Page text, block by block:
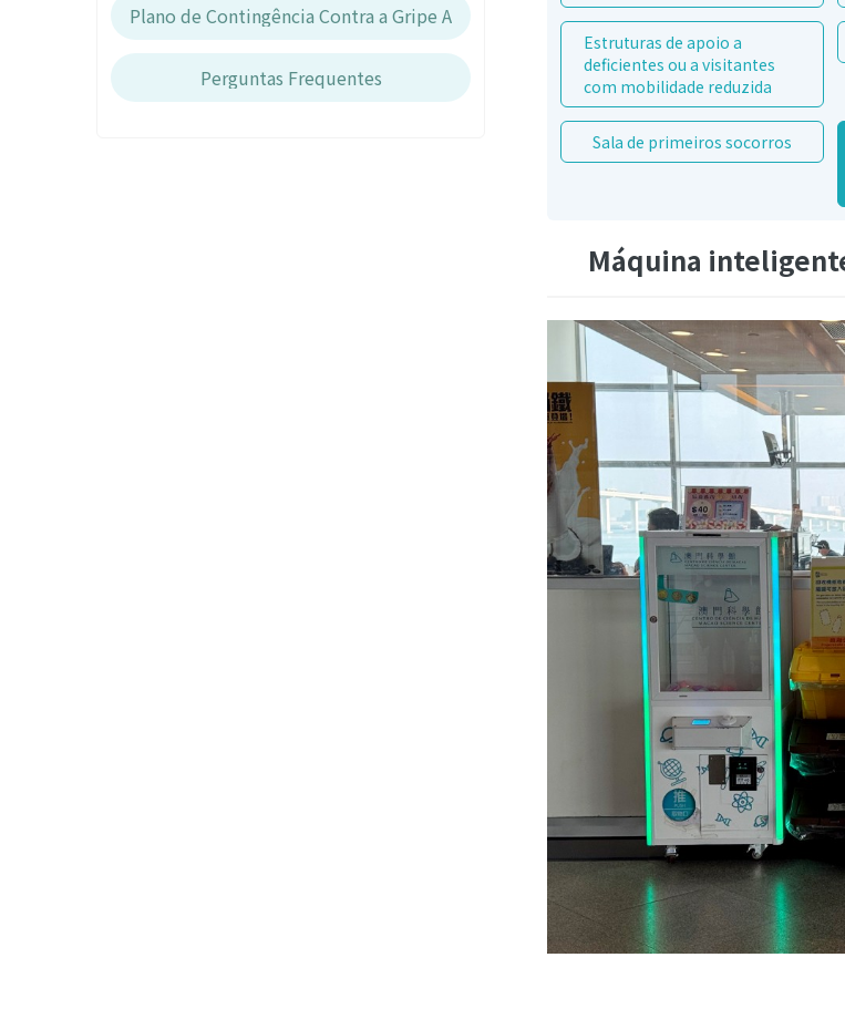
Plano de Contingência Contra a Gripe A
Perguntas Frequentes
Estruturas de apoio a
deficientes ou a visitantes
com mobilidade reduzida
Sala de primeiros socorros
Máquina